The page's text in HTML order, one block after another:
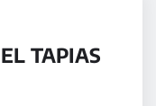
TAPIAS